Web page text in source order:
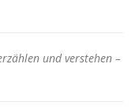
und verstehen –